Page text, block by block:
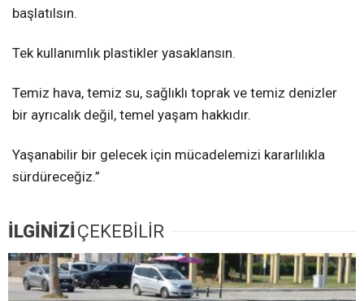
başlatılsın.
​Tek kullanımlık plastikler yasaklansın.
Temiz hava, temiz su, sağlıklı toprak ve temiz denizler
bir ayrıcalık değil, temel yaşam hakkıdır.
Yaşanabilir bir gelecek için mücadelemizi kararlılıkla
sürdüreceğiz.”
İLGİNİZİÇEKEBİLİR